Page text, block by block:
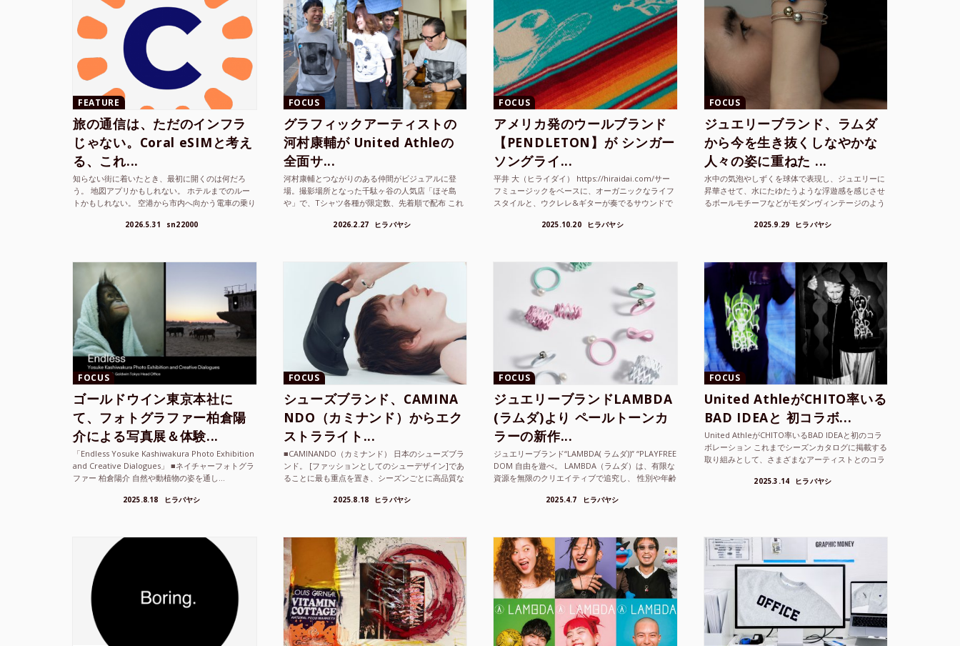
FEATURE
旅の通信は、ただのインフラ
じゃない。Coral eSIMと考え
る、これ...
知らない街に着いたとき、最初に開くのは何だろ
う。 地図アプリかもしれない。 ホテルまでのルー
トかもしれない。 空港から市内へ向かう電車の乗り
て、その街の空...2026.5.31 sn22000
FOCUS
グラフィックアーティストの
河村康輔が United Athleの
全面サ...
河村康輔とつながりのある仲間がビジュアルに登
場。撮影場所となった千駄ヶ谷の人気店「ほそ島
や」で、Tシャツ各種が限定数、先着順で配布 これ
2026.2.27 ヒラバヤシ
FOCUS
アメリカ発のウールブランド
【PENDLETON】が シンガー
ソングライ...
平井 大（ヒライダイ） https://hiraidai.com/サー
フミュージックをベースに、オーガニックなライフ
スタイルと、ウクレレ&ギターが奏でるサウンドで
2025.10.20 ヒラバヤシ
FOCUS
ジュエリーブランド、ラムダ
から今を生き抜くしなやかな
人々の姿に重ねた ...
水中の気泡やしずくを球体で表現し、ジュエリーに
昇華させて、水にたゆたうような浮遊感を感じさせ
るボールモチーフなどがモダンヴィンテージのよう
2025.9.29 ヒラバヤシ
FOCUS
ゴールドウイン東京本社に
て、フォトグラファー柏倉陽
介による写真展＆体験...
「Endless Yosuke Kashiwakura Photo Exhibition
and Creative Dialogues」 ■ネイチャーフォトグラ
ファー 柏倉陽介 自然や動植物の姿を通し...
2025.8.18 ヒラバヤシ
FOCUS
シューズブランド、CAMINA
NDO（カミナンド）からエク
ストラライト...
■CAMINANDO（カミナンド） 日本のシューズブラ
ンド。 [ファッションとしてのシューデザイン]であ
ることに最も重点を置き、シーズンごとに高品質な
2025.8.18 ヒラバヤシ
FOCUS
ジュエリーブランドLAMBDA
(ラムダ)より ペールトーンカ
ラーの新作...
ジュエリーブランド“LAMBDA( ラムダ))” “PLAYFREE
DOM 自由を遊べ。 LAMBDA（ラムダ）は、有限な
資源を無限のクリエイティブで追究し、 性別や年齢
2025.4.7 ヒラバヤシ
FOCUS
United AthleがCHITO率いる
BAD IDEAと 初コラボ...
United AthleがCHITO率いるBAD IDEAと初のコラ
ボレーション これまでシーズンカタログに掲載する
取り組みとして、さまざまなアーティストとのコラ
2025.3.14 ヒラバヤシ